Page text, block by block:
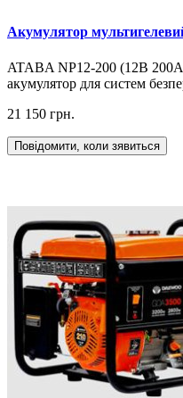
Акумулятор
ATABA NP12-200 (12В
акумулятор для систем
21 150 грн.
Повідомити, коли зявиться